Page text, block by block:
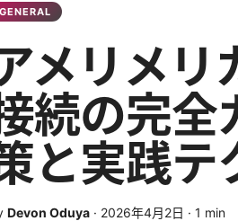
GENERAL
メリメ
続の完全
と実践テ
Devon Oduya · 2026年4月2日 · 1 min